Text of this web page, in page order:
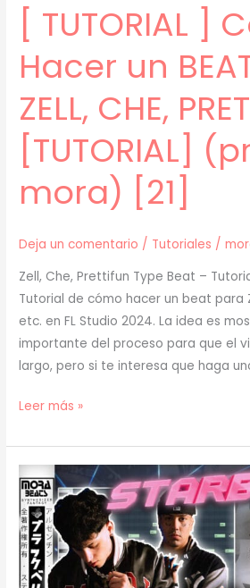
mora)
[ TUTORIAL ]
Hacer un
ZELL, CHE,
[TUTORIAL]
mora) [21]
Deja un comentario / Tutoriales /
Zell, Che, Prettifun Type Beat –
Tutorial de cómo hacer un beat para
etc. en FL Studio 2024. La idea es
importante del proceso para que el
largo, pero si te interesa que haga
[
]
Cómo
Hacer
un
BEAT
para
ZELL,
Leer más »